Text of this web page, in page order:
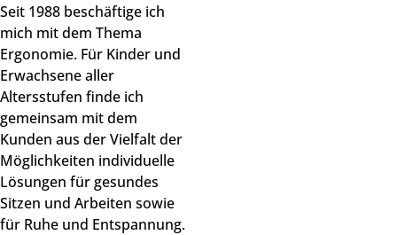
Seit 1988 beschäftige ich
mich mit dem Thema
Ergonomie. Für Kinder und
Erwachsene aller
Altersstufen finde ich
gemeinsam mit dem
Kunden aus der Vielfalt der
Möglichkeiten individuelle
Lösungen für gesundes
Sitzen und Arbeiten sowie
für Ruhe und Entspannung.